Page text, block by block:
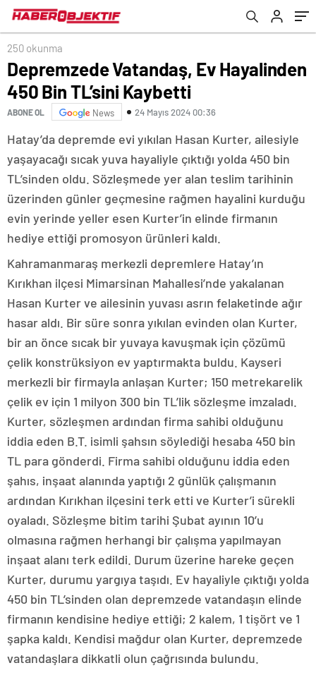
250 okunma
Depremzede Vatandaş, Ev Hayalinden
450 Bin TL’sini Kaybetti
ABONE OL News 24 Mayıs 2024 00:36
Hatay’da depremde evi yıkılan Hasan Kurter, ailesiyle
yaşayacağı sıcak yuva hayaliyle çıktığı yolda 450 bin
TL’sinden oldu. Sözleşmede yer alan teslim tarihinin
üzerinden günler geçmesine rağmen hayalini kurduğu
evin yerinde yeller esen Kurter’in elinde firmanın
hediye ettiği promosyon ürünleri kaldı.
Kahramanmaraş merkezli depremlere Hatay’ın
Kırıkhan ilçesi Mimarsinan Mahallesi’nde yakalanan
Hasan Kurter ve ailesinin yuvası asrın felaketinde ağır
hasar aldı. Bir süre sonra yıkılan evinden olan Kurter,
bir an önce sıcak bir yuvaya kavuşmak için çözümü
çelik konstrüksiyon ev yaptırmakta buldu. Kayseri
merkezli bir firmayla anlaşan Kurter; 150 metrekarelik
çelik ev için 1 milyon 300 bin TL’lik sözleşme imzaladı.
Kurter, sözleşmen ardından firma sahibi olduğunu
iddia eden B.T. isimli şahsın söylediği hesaba 450 bin
TL para gönderdi. Firma sahibi olduğunu iddia eden
şahıs, inşaat alanında yaptığı 2 günlük çalışmanın
ardından Kırıkhan ilçesini terk etti ve Kurter’i sürekli
oyaladı. Sözleşme bitim tarihi Şubat ayının 10’u
olmasına rağmen herhangi bir çalışma yapılmayan
inşaat alanı terk edildi. Durum üzerine hareke geçen
Kurter, durumu yargıya taşıdı. Ev hayaliyle çıktığı yolda
450 bin TL’sinden olan depremzede vatandaşın elinde
firmanın kendisine hediye ettiği; 2 kalem, 1 tişört ve 1
şapka kaldı. Kendisi mağdur olan Kurter, depremzede
vatandaşlara dikkatli olun çağrısında bulundu.